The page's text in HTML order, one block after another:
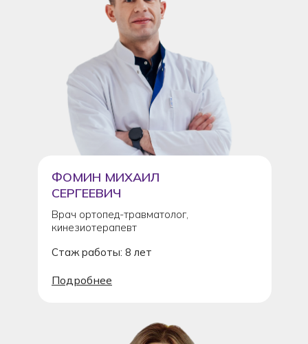
ФОМИН МИХАИЛ
СЕРГЕЕВИЧ
Врач ортопед-травматолог,
кинезиотерапевт
Стаж работы: 8 лет
Подробнее